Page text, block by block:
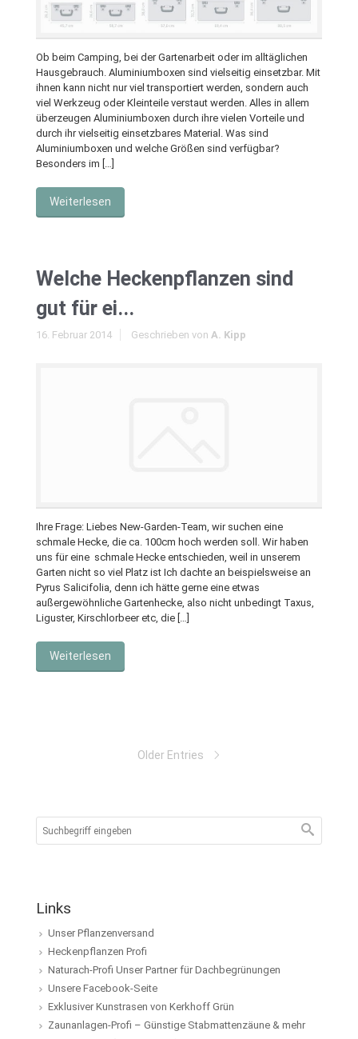
Ob beim Camping, bei der Gartenarbeit oder im alltäglichen
Hausgebrauch. Aluminiumboxen sind vielseitig einsetzbar. Mit
ihnen kann nicht nur viel transportiert werden, sondern auch
viel Werkzeug oder Kleinteile verstaut werden. Alles in allem
überzeugen Aluminiumboxen durch ihre vielen Vorteile und
durch ihr vielseitig einsetzbares Material. Was sind
Aluminiumboxen und welche Größen sind verfügbar?
Besonders im […]
Weiterlesen
Welche Heckenpflanzen sind
gut für ei...
16. Februar 2014 Geschrieben von A. Kipp
Ihre Frage: Liebes New-Garden-Team, wir suchen eine
schmale Hecke, die ca. 100cm hoch werden soll. Wir haben
uns für eine schmale Hecke entschieden, weil in unserem
Garten nicht so viel Platz ist Ich dachte an beispielsweise an
Pyrus Salicifolia, denn ich hätte gerne eine etwas
außergewöhnliche Gartenhecke, also nicht unbedingt Taxus,
Liguster, Kirschlorbeer etc, die […]
Weiterlesen
Older Entries
Links
Unser Pflanzenversand
Heckenpflanzen Profi
Naturach-Profi Unser Partner für Dachbegrünungen
Unsere Facebook-Seite
Exklusiver Kunstrasen von Kerkhoff Grün
Zaunanlagen-Profi – Günstige Stabmattenzäune & mehr